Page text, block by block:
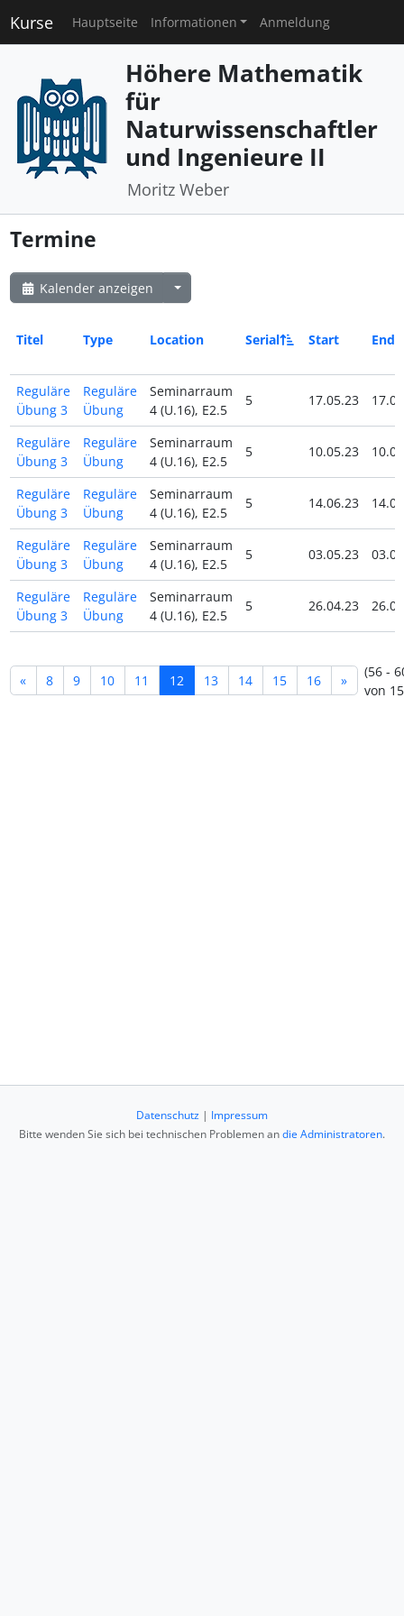
Kurse Hauptseite Informationen Anmeldung
Höhere Mathematik
für
Naturwissenschaftler
und Ingenieure II
Moritz Weber
Termine
Kalender anzeigen
Titel Type Location Serial Start End
Reguläre
Übung 3
Reguläre
Übung
Seminarraum
4 (U.16), E2.5
5 17.05.23
Reguläre
Übung 3
Reguläre
Übung
Seminarraum
4 (U.16), E2.5
5 10.05.23
Reguläre
Übung 3
Reguläre
Übung
Seminarraum
4 (U.16), E2.5
5 14.06.23
Reguläre
Übung 3
Reguläre
Übung
Seminarraum
4 (U.16), E2.5
5 03.05.23
Reguläre
Übung 3
Reguläre
Übung
Seminarraum
4 (U.16), E2.5
5 26.04.23
« 8 9 10 11 12 13 14 15 16 »
(56 -
von
Datenschutz | Impressum
Bitte wenden Sie sich bei technischen Problemen andie Administratoren.